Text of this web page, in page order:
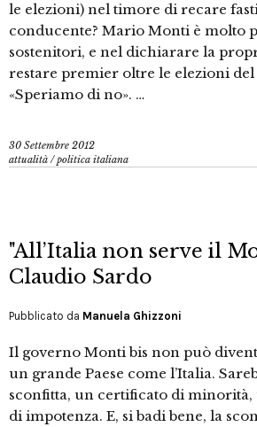
le elezioni) nel timore di recare
conducente? Mario Monti è molto
sostenitori, e nel dichiarare la
restare premier oltre le elezioni del
«Speriamo di no». …
30 Settembre 2012
attualità /politica italiana
"All’Italia non serve il
Claudio Sardo
Pubblicato da Manuela Ghizzoni
Il governo Monti bis non può
un grande Paese come l’Italia.
sconfitta, un certificato di
di impotenza. E, si badi bene, la